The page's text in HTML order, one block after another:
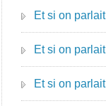
Et si on
Et si on
Et si on